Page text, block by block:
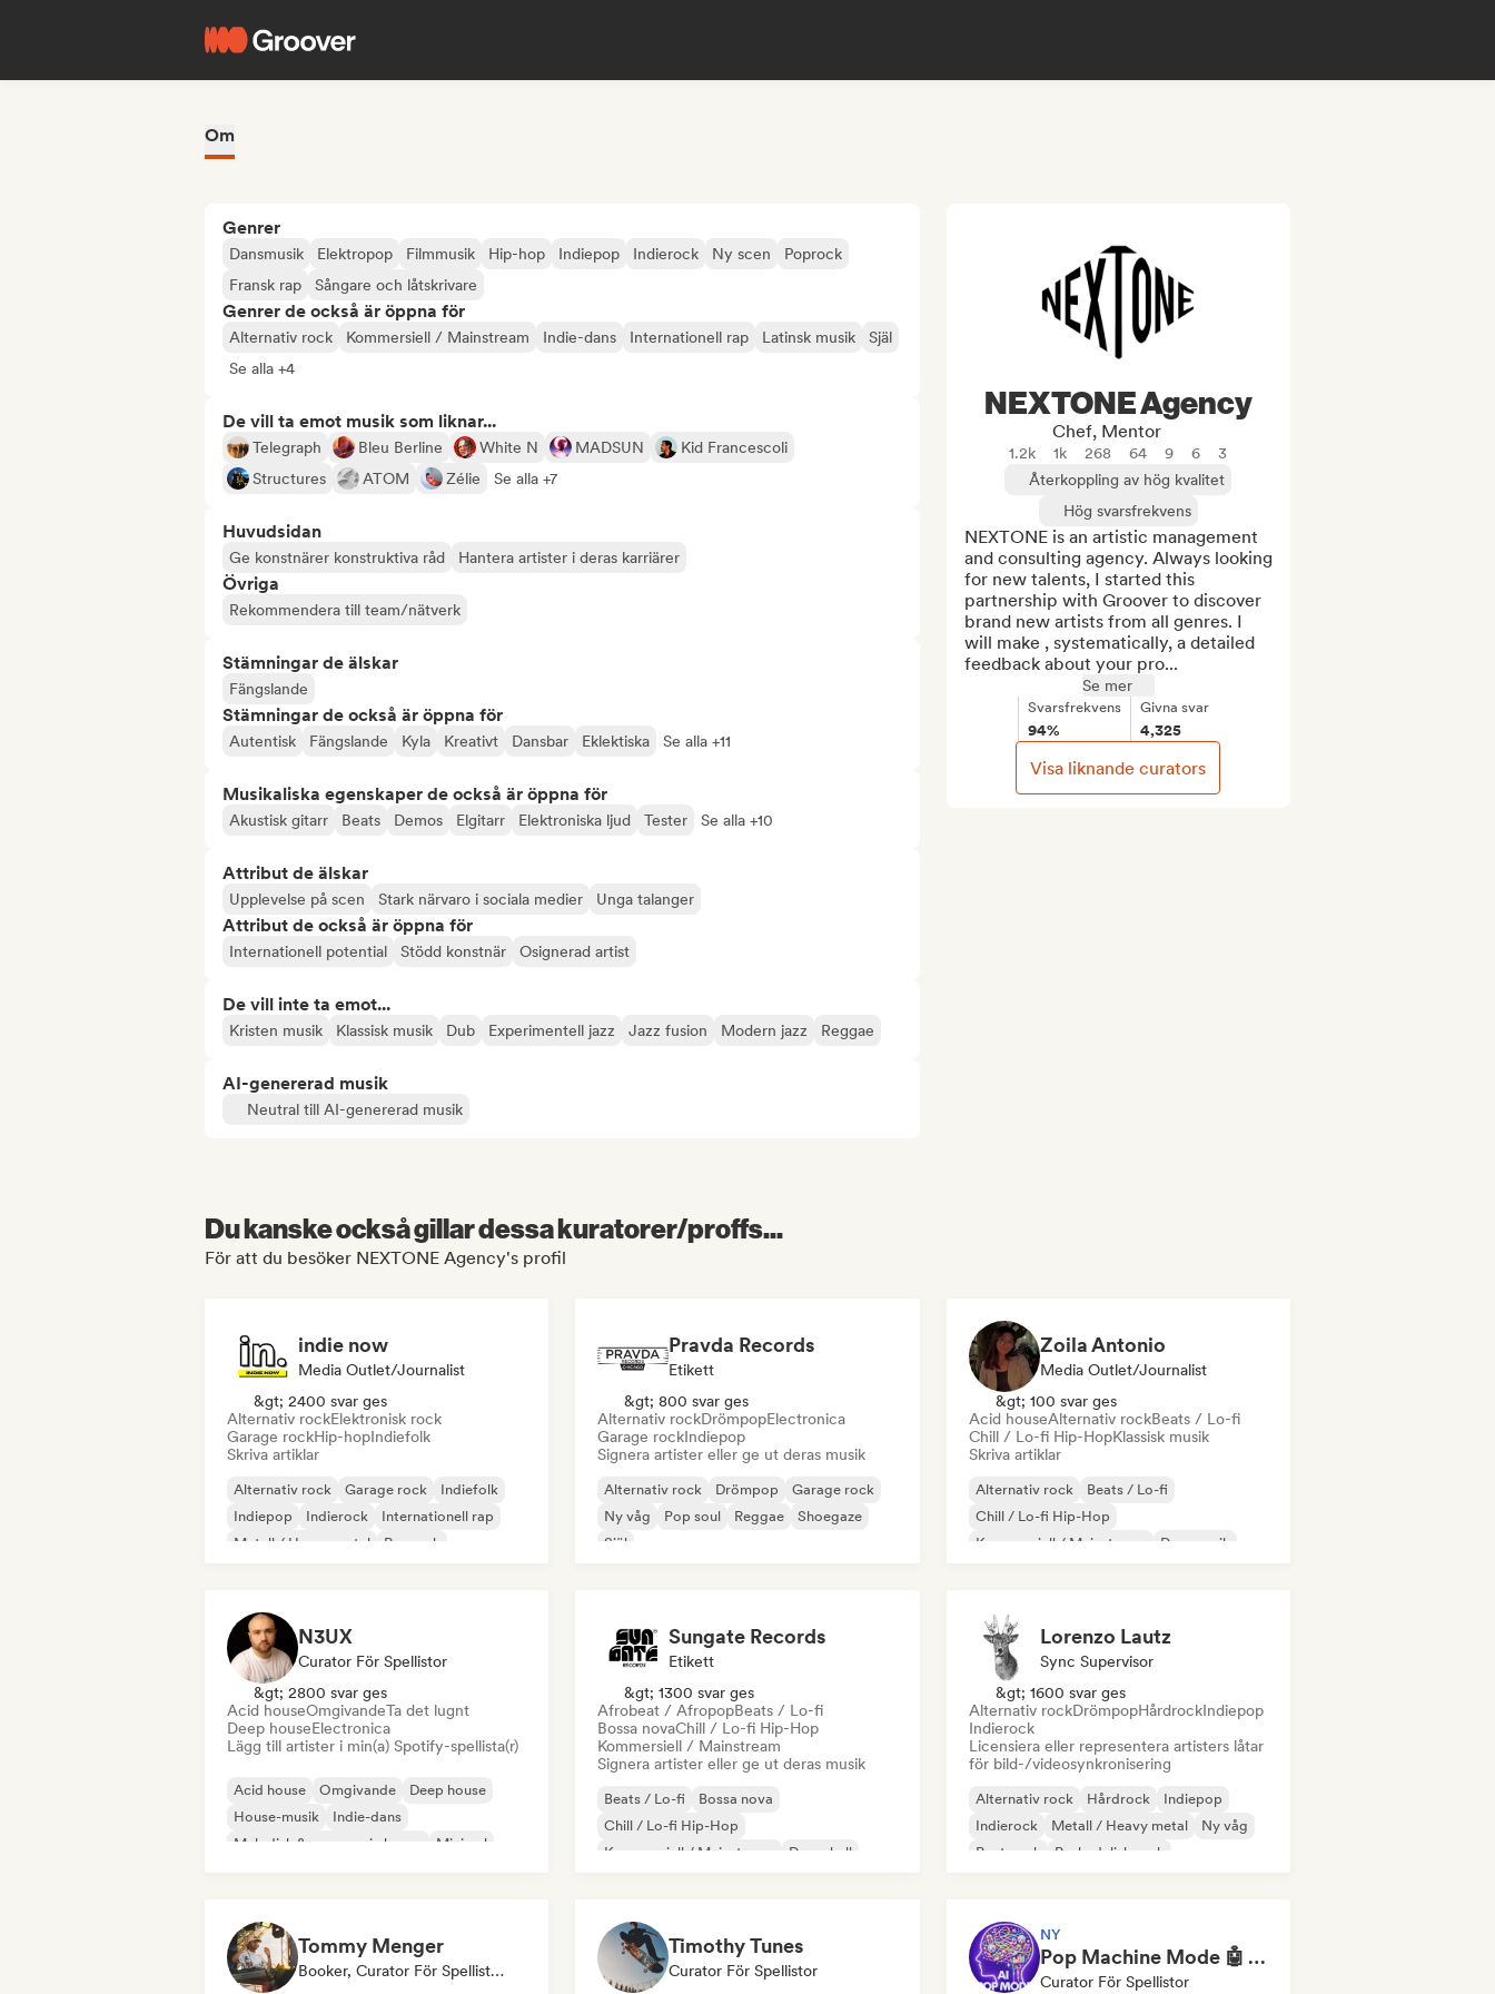
Om
Genrer
Dansmusik Elektropop Filmmusik Hip-hop Indiepop Indierock Ny scen
Poprock
Fransk rap
Sångare och låtskrivare
Genrer de också är öppna för
Alternativ rock Kommersiell / Mainstream Indie-dans Internationell rap Latinsk musik
Själ
Se alla +4
De vill ta emot musik som liknar...
Telegraph Bleu Berline White N MADSUN
Kid Francescoli
Structures
ATOM Zélie Se alla +7
Huvudsidan
Ge konstnärer konstruktiva råd Hantera artister i deras karriärer
Övriga
Rekommendera till team/nätverk
Stämningar de älskar
Fängslande
Stämningar de också är öppna för
Autentisk Fängslande Kyla Kreativt Dansbar Eklektiska Se alla +11
Musikaliska egenskaper de också är öppna för
Akustisk gitarr Beats Demos Elgitarr Elektroniska ljud Tester Se alla +10
Attribut de älskar
Upplevelse på scen Stark närvaro i sociala medier Unga talanger
Attribut de också är öppna för
Internationell potential Stödd konstnär Osignerad artist
De vill inte ta emot...
Kristen musik Klassisk musik Dub Experimentell jazz Jazz fusion Modern jazz Reggae
AI-genererad musik
Neutral till AI-genererad musik
NEXTONE Agency
Chef, Mentor
1.2k 1k 268 64 9 6
3
Återkoppling av hög kvalitet
Hög svarsfrekvens
NEXTONE is an artistic management
and consulting agency. Always looking
for new talents, I started this
partnership with Groover to discover
brand new artists from all genres. I
will make , systematically, a detailed
feedback about your pro...
Se mer
Svarsfrekvens
94%
Givna svar
4,325
Visa liknande curators
Du kanske också gillar dessa kuratorer/proffs...
För att du besöker NEXTONE Agency's profil
indie now
Media Outlet/Journalist
&gt; 2400 svar ges
Alternativ rockElektronisk rock
Garage rockHip-hopIndiefolk
Skriva artiklar
Alternativ rock Garage rock
Indiefolk
Indiepop
Indierock
Internationell rap
Metall / Heavy metal
Poprock
Pravda Records
Etikett
&gt; 800 svar ges
Alternativ rockDrömpopElectronica
Garage rockIndiepop
Signera artister eller ge ut deras musik
Alternativ rock Drömpop
Garage rock
Ny våg
Pop soul Reggae
Shoegaze
Själ
Zoila Antonio
Media Outlet/Journalist
&gt; 100 svar ges
Acid houseAlternativ rockBeats / Lo-fi
Chill / Lo-fi Hip-HopKlassisk musik
Skriva artiklar
Alternativ rock
Beats / Lo-fi
Chill / Lo-fi Hip-Hop
Kommersiell / Mainstream
Dansmusik
N3UX
Curator För Spellistor
&gt; 2800 svar ges
Acid houseOmgivandeTa det lugnt
Deep houseElectronica
Lägg till artister i min(a) Spotify-spellista(r)
Acid house Omgivande
Deep house
House-musik
Indie-dans
Melodisk & progressiv house
Minimal
Sungate Records
Etikett
&gt; 1300 svar ges
Afrobeat / AfropopBeats / Lo-fi
Bossa novaChill / Lo-fi Hip-Hop
Kommersiell / Mainstream
Signera artister eller ge ut deras musik
Beats / Lo-fi
Bossa nova
Chill / Lo-fi Hip-Hop
Kommersiell / Mainstream
Dancehall
Lorenzo Lautz
Sync Supervisor
&gt; 1600 svar ges
Alternativ rockDrömpopHårdrockIndiepop
Indierock
Licensiera eller representera artisters låtar
för bild-/videosynkronisering
Alternativ rock Hårdrock
Indiepop
Indierock
Metall / Heavy metal
Ny våg
Post punk
Psykedelisk rock
Tommy Menger
Booker, Curator För Spellistor
Timothy Tunes
Curator För Spellistor
NY
Pop Machine Mode 🤖 AI Music, Indie Pop & Dream Pop
Curator För Spellistor